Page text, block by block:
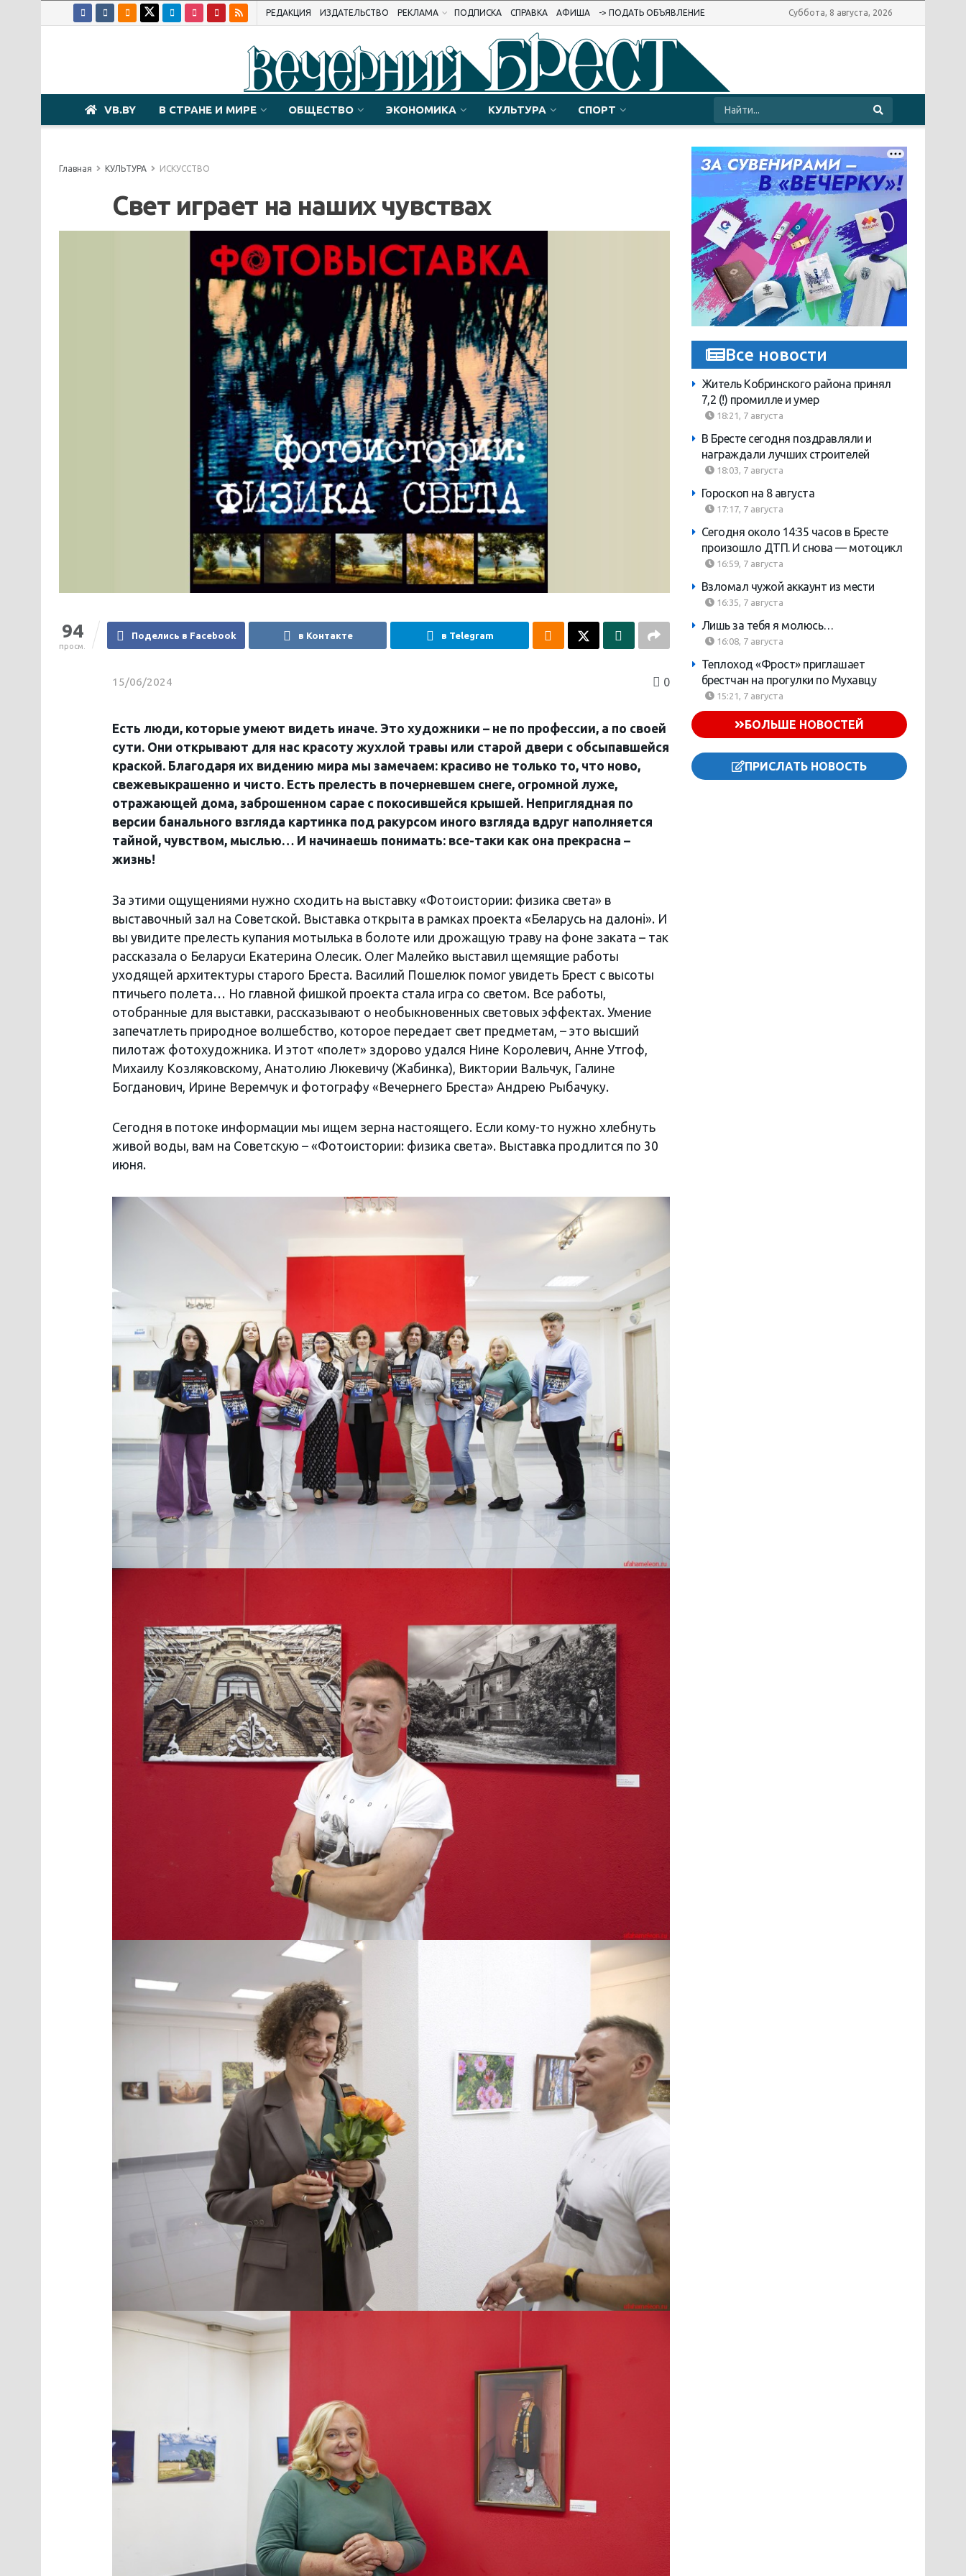
РЕДАКЦИЯ ИЗДАТЕЛЬСТВО РЕКЛАМА ПОДПИСКА СПРАВКА АФИША -> ПОДАТЬ ОБЪЯВЛЕНИЕ Суббота, 8 августа, 2026
VB.BY В СТРАНЕ И МИРЕ ОБЩЕСТВО ЭКОНОМИКА КУЛЬТУРА СПОРТ
Главная КУЛЬТУРА ИСКУССТВО
Свет играет на наших чувствах
94
просм.
Поделись в Facebook в Контакте в Telegram
15/06/2024 0
Есть люди, которые умеют видеть иначе. Это художники – не по профессии, а по своей
сути. Они открывают для нас красоту жухлой травы или старой двери с обсыпавшейся
краской. Благодаря их видению мира мы замечаем: красиво не только то, что ново,
свежевыкрашенно и чисто. Есть прелесть в почерневшем снеге, огромной луже,
отражающей дома, заброшенном сарае с покосившейся крышей. Неприглядная по
версии банального взгляда картинка под ракурсом иного взгляда вдруг наполняется
тайной, чувством, мыслью… И начинаешь понимать: все-таки как она прекрасна –
жизнь!
За этими ощущениями нужно сходить на выставку «Фотоистории: физика света» в
выставочный зал на Советской. Выставка открыта в рамках проекта «Беларусь на далонi». И
вы увидите прелесть купания мотылька в болоте или дрожащую траву на фоне заката – так
рассказала о Беларуси Екатерина Олесик. Олег Малейко выставил щемящие работы
уходящей архитектуры старого Бреста. Василий Пошелюк помог увидеть Брест с высоты
птичьего полета… Но главной фишкой проекта стала игра со светом. Все работы,
отобранные для выставки, рассказывают о необыкновенных световых эффектах. Умение
запечатлеть природное волшебство, которое передает свет предметам, – это высший
пилотаж фотохудожника. И этот «полет» здорово удался Нине Королевич, Анне Утгоф,
Михаилу Козляковскому, Анатолию Люкевичу (Жабинка), Виктории Вальчук, Галине
Богданович, Ирине Веремчук и фотографу «Вечернего Бреста» Андрею Рыбачуку.
Сегодня в потоке информации мы ищем зерна настоящего. Если кому-то нужно хлебнуть
живой воды, вам на Советскую – «Фотоистории: физика света». Выставка продлится по 30
июня.
Все новости
Житель Кобринского района принял
7,2 (!) промилле и умер
18:21, 7 августа
В Бресте сегодня поздравляли и
награждали лучших строителей
18:03, 7 августа
Гороскоп на 8 августа
17:17, 7 августа
Сегодня около 14:35 часов в Бресте
произошло ДТП. И снова — мотоцикл
16:59, 7 августа
Взломал чужой аккаунт из мести
16:35, 7 августа
Лишь за тебя я молюсь…
16:08, 7 августа
Теплоход «Фрост» приглашает
брестчан на прогулки по Мухавцу
15:21, 7 августа
БОЛЬШЕ НОВОСТЕЙ
ПРИСЛАТЬ НОВОСТЬ